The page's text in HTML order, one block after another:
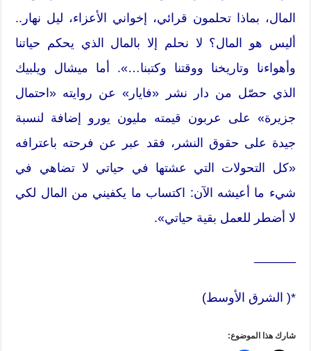
المال، بماذا تحلمون قرائي، إخواني الأعزاء، ليل نهار..
أليس هو المال؟ لا نحلم إلا بالمال الذي يحكم حياتنا
وأهواءنا وتاريخنا ووقتنا وكتبنا…». أما ميشال ويلبيك
الذي حصّل من دار نشر «فايار» عن روايته «احتمال
جزيرة» على عربون قيمته مليون يورو إضافة لنسبة
جيدة على حقوق النشر، فقد عبر عن فرحته باعترافه
«كل التحولات التي عشتها في حياتي لا تضاهي في
شيء ما أعيشه الآن: اكتساب ما يكفيني من المال لكي
لا أضطر للعمل بقية حياتي».
*( الشرق الأوسط)
شارك هذا الموضوع: